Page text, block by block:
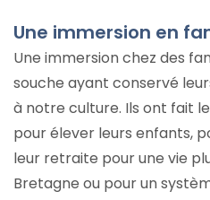
Une immersion en
Une immersion chez des
souche ayant conservé
à notre culture. Ils ont fait
pour élever leurs enfants,
leur retraite pour une vie
Bretagne ou pour un